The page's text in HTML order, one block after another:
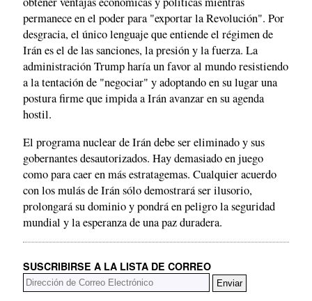
permanece en el poder para "exportar la Revolución". Por
desgracia, el único lenguaje que entiende el régimen de
Irán es el de las sanciones, la presión y la fuerza. La
administración Trump haría un favor al mundo resistiendo
a la tentación de "negociar" y adoptando en su lugar una
postura firme que impida a Irán avanzar en su agenda
hostil.
El programa nuclear de Irán debe ser eliminado y sus
gobernantes desautorizados. Hay demasiado en juego
como para caer en más estratagemas. Cualquier acuerdo
con los mulás de Irán sólo demostrará ser ilusorio,
prolongará su dominio y pondrá en peligro la seguridad
mundial y la esperanza de una paz duradera.
SUSCRIBIRSE A LA LISTA DE CORREO